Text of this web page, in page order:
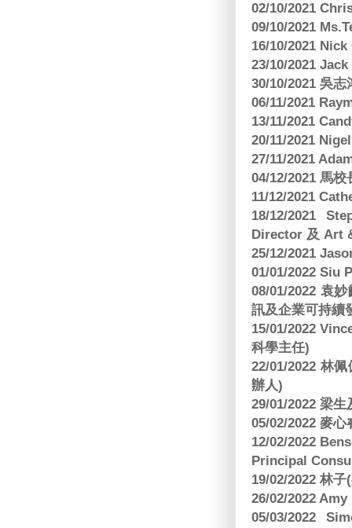
02/10/2021
09/10/2021
16/10/2021
23/10/2021
30/10/2021 吳
06/11/2021
13/11/2021
20/11/2021
27/11/2021
04/12/2021 馬
11/12/2021
18/12/2021
Director 及 Art
25/12/2021
01/01/2022 Siu
08/01/2022 袁
訊及企業可持續
15/01/2022
科學主任)
22/01/2022 林
辦人)
29/01/2022 梁
05/02/2022 麥
12/02/2022
Principal
19/02/2022 林
26/02/2022
05/03/2022